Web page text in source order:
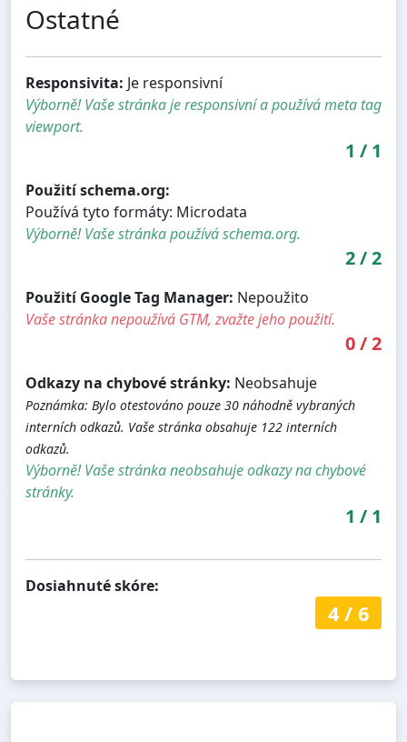
Ostatné
Responsivita: Je responsivní
Výborně! Vaše stránka je responsivní a používá meta tag
viewport.
1 / 1
Použití schema.org:
Používá tyto formáty: Microdata
Výborně! Vaše stránka používá schema.org.
2/2
Použití Google Tag Manager: Nepoužito
Vaše stránka nepoužívá GTM, zvažte jeho použití.
0/2
Odkazy na chybové stránky: Neobsahuje
Poznámka: Bylo otestováno pouze 30 náhodně vybraných
interních odkazů. Vaše stránka obsahuje 122 interních
odkazů.
Výborně! Vaše stránka neobsahuje odkazy na chybové
stránky.
1 / 1
Dosiahnuté skóre:
4/ 6